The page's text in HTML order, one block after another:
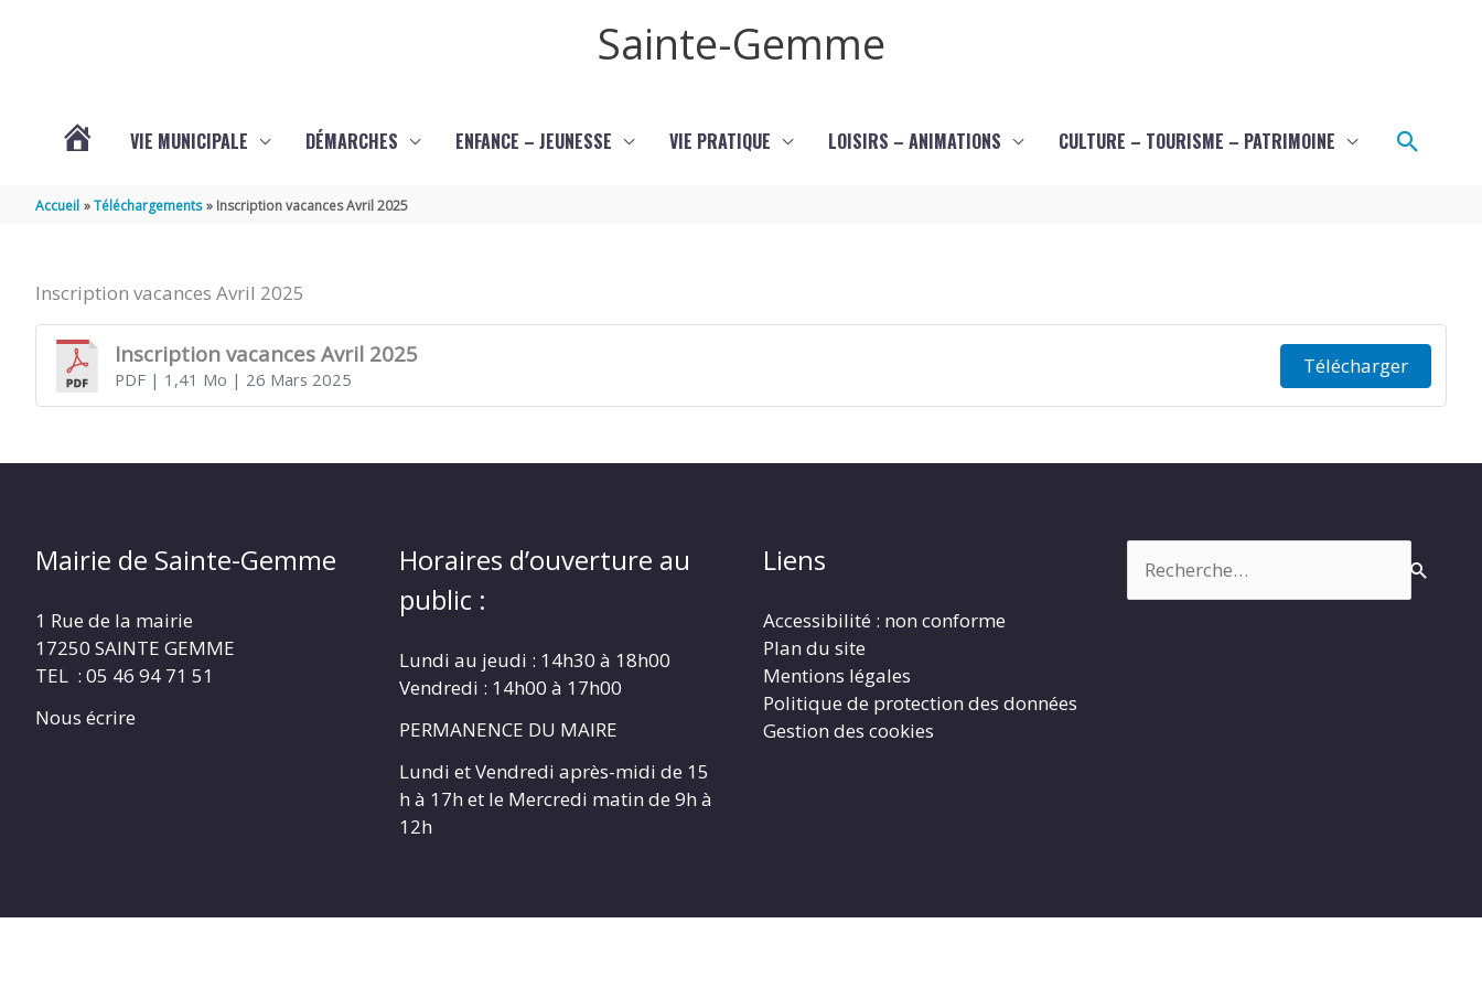
Sainte-Gemme
GEMME
VIE MUNICIPALE DÉMARCHES ENFANCE – JEUNESSE VIE PRATIQUE LOISIRS – ANIMATIONS CULTURE – TOURISME – PATRIMOINE
Accueil Téléchargements Inscription vacances Avril 2025
Inscription vacances Avril 2025
Inscription vacances Avril 2025
PDF| 1,41 Mo | 26 Mars 2025
Télécharger
Mairie de Sainte-Gemme
1 Rue de la mairie
17250 SAINTE GEMME
TEL : 05 46 94 71 51
Nous écrire
Horaires d’ouverture au
public :
Lundi au jeudi : 14h30 à 18h00
Vendredi : 14h00 à 17h00
PERMANENCE DU MAIRE
Lundi et Vendredi après-midi de 15
h à 17h et le Mercredi matin de 9h à
12h
Liens
Accessibilité : non conforme
Plan du site
Mentions légales
Politique de protection des données
Gestion des cookies